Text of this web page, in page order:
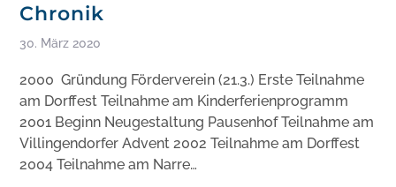
Chronik
30. März 2020
2000 Gründung Förderverein (21.3.) Erste Teilnahme
am Dorffest Teilnahme am Kinderferienprogramm
2001 Beginn Neugestaltung Pausenhof Teilnahme am
Villingendorfer Advent 2002 Teilnahme am Dorffest
2004 Teilnahme am Narre…